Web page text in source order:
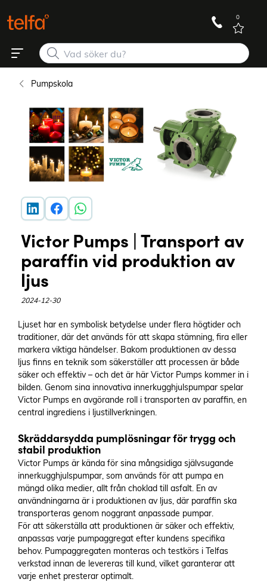
0
Pumpskola
Victor Pumps | Transport av
paraffin vid produktion av
ljus
2024-12-30
Ljuset har en symbolisk betydelse under flera högtider och
traditioner, där det används för att skapa stämning, fira eller
markera viktiga händelser. Bakom produktionen av dessa
ljus finns en teknik som säkerställer att processen är både
säker och effektiv – och det är här Victor Pumps kommer in i
bilden. Genom sina innovativa innerkugghjulspumpar spelar
Victor Pumps en avgörande roll i transporten av paraffin, en
central ingrediens i ljustillverkningen.
Skräddarsydda pumplösningar för trygg och
stabil produktion
Victor Pumps är kända för sina mångsidiga självsugande
innerkugghjulspumpar, som används för att pumpa en
mängd olika medier, allt från choklad till asfalt. En av
användningarna är i produktionen av ljus, där paraffin ska
transporteras genom noggrant anpassade pumpar.
För att säkerställa att produktionen är säker och effektiv,
anpassas varje pumpaggregat efter kundens specifika
behov. Pumpaggregaten monteras och testkörs i Telfas
verkstad innan de levereras till kund, vilket garanterar att
varje enhet presterar optimalt.